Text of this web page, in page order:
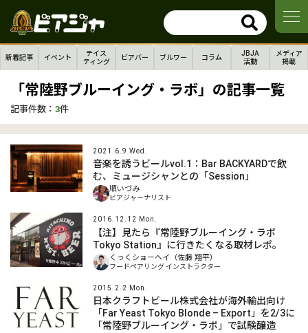
新着記事 イベント
テイス
ティング
ビアバー ブルワー コラム
JBJA
活動
メディア
掲載
「常陸野ブルーイング・ラボ」の記事一覧
記事件数： 3件
2021.6.9 Wed.
音楽を誘うビールvol.1：Bar BACKYARDで飲
む、ミュージシャンとの「Session」
順いづみ
ビアジャーナリスト
2016.12.12 Mon.
【注】見たら『常陸野ブルーイング・ラボ
Tokyo Station』に行きたくなる取材レポ。
くっくショーヘイ（佐藤 翔平）
フードペアリング インストラクター
2015.2.2 Mon.
日本クラフトビール株式会社が海外輸出向け
「Far Yeast Tokyo Blonde – Export」を2/3に
「常陸野ブルーイング・ラボ」で試験醸造